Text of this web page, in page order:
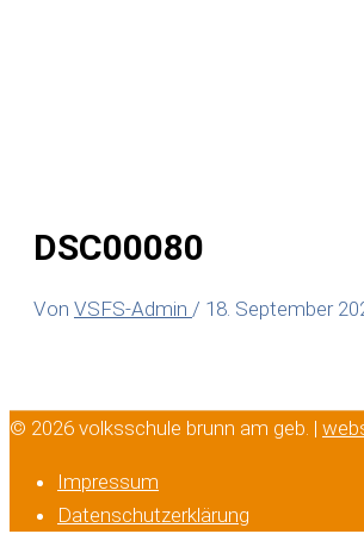
DSC00080
Von VSFS-Admin / 18. September
© 2026 volksschule brunn am geb. |
Impressum
Datenschutzerklärung